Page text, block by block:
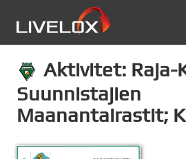
Aktivitet: Raja-
Suunnistajien
Maanantairastit;